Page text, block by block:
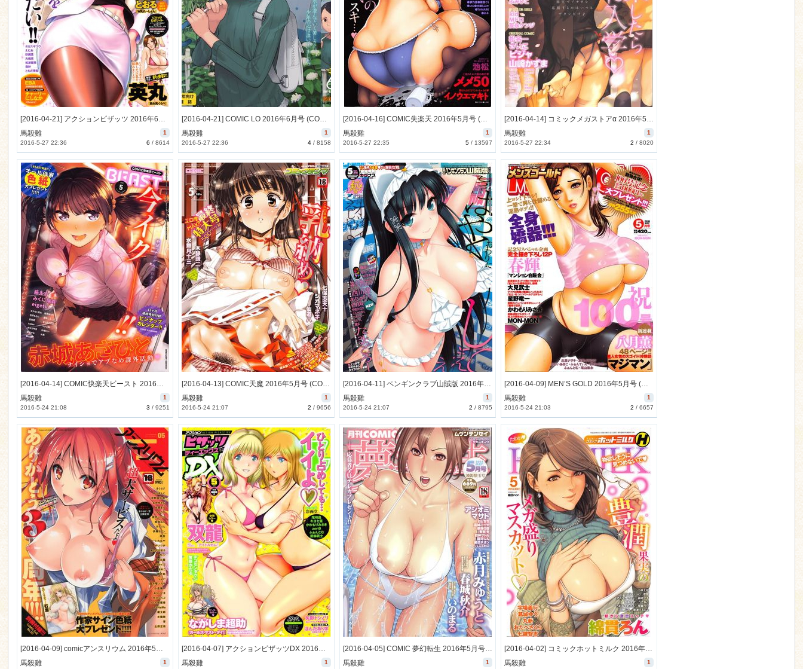
[2016-04-21] アクションピザッツ 2016年6月号 (Action Pizazz 2016-6)
1
馬殺雞
6 /8614
2016-5-27 22:36
[2016-04-21] COMIC LO 2016年6月号 (COMIC LO 2016-6)
1
馬殺雞
4 /8158
2016-5-27 22:36
[2016-04-16] COMIC失楽天 2016年5月号 (COMIC Shitsurakuten 2016-5)
1
馬殺雞
5 / 13597
2016-5-27 22:35
[2016-04-14] コミックメガストアα 2016年5月号 (COMIC Megastore Alpha 2016-5)
1
馬殺雞
2 /8020
2016-5-27 22:34
[2016-04-14] COMIC快楽天ビースト 2016年5月号 (COMIC Kairakuten Beast 2016-5)
1
馬殺雞
3 /9251
2016-5-24 21:08
[2016-04-13] COMIC天魔 2016年5月号 (COMIC Tenma 2016-5)
1
馬殺雞
2 /9656
2016-5-24 21:07
[2016-04-11] ペンギンクラブ山賊版 2016年5月号 (COMIC Penguin Club Sanzokuban 2016-5)
1
馬殺雞
2 /8795
2016-5-24 21:07
[2016-04-09] MEN’S GOLD 2016年5月号 (Men's Gold 2016-5)
1
馬殺雞
2 /6657
2016-5-24 21:03
[2016-04-09] comicアンスリウム 2016年5月号 (COMIC Anthurium 2016-5)
1
馬殺雞
[2016-04-07] アクションピザッツDX 2016年5月号 (Action Pizazz DX 2016-5)
1
馬殺雞
[2016-04-05] COMIC 夢幻転生 2016年5月号 (COMIC Mugen Tensei 2016-5)
1
馬殺雞
[2016-04-02] コミックホットミルク 2016年5月号 (COMIC HOTMILK 2016-5)
1
馬殺雞